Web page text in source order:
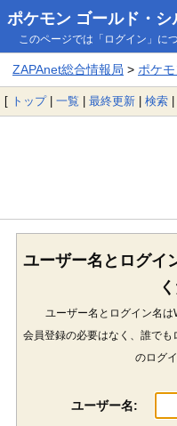
ポケモン ゴールド・
このページでは「ログイン」に
ZAPAnet総合情報局 > ポケ
[ トップ| 一覧 | 最終更新 | 検索 |
ユーザー名とログイ
ユーザー名とログイン名は
会員登録の必要はなく、誰で
のログ
ユーザー名: